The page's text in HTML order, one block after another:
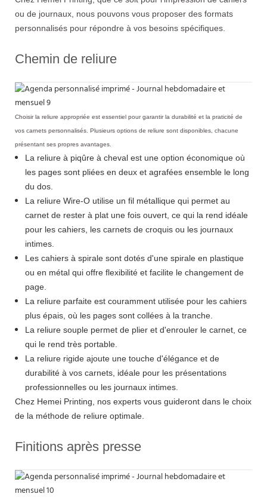
ou de journaux, nous pouvons vous proposer des formats
personnalisés pour répondre à vos besoins spécifiques.
Chemin de reliure
Choisir la reliure appropriée est essentiel pour garantir la durabilité et la praticité de
vos carnets personnalisés. Plusieurs options de reliure sont disponibles, chacune
présentant ses propres avantages.
La reliure à piqûre à cheval est une option économique où
les pages sont pliées en deux et agrafées ensemble le long
du dos.
La reliure Wire-O utilise un fil métallique qui permet au
carnet de rester à plat une fois ouvert, ce qui la rend idéale
pour les cahiers, les carnets de croquis ou les journaux
intimes.
Les cahiers à spirale sont dotés d'une spirale en plastique
ou en métal qui offre flexibilité et facilite le changement de
page.
La reliure parfaite est couramment utilisée pour les cahiers
plus épais, où les pages sont collées à la tranche.
La reliure souple permet de plier et d'enrouler le carnet, ce
qui le rend très portable.
La reliure rigide ajoute une touche d'élégance et de
durabilité à vos carnets, idéale pour les présentations
professionnelles ou les journaux intimes.
Chez Hemei Printing, nos experts vous guideront dans le choix
de la méthode de reliure optimale.
Finitions après presse